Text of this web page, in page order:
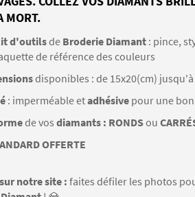
MORT.
d'outilsde Broderie Diamant : pince,
de référence des couleurs
disponibles : de 15x20(cm) jusqu'à
: imperméable etadhésive pour une
de vos diamants : RONDSou
OFFERTE
notre site : faites défiler les photos